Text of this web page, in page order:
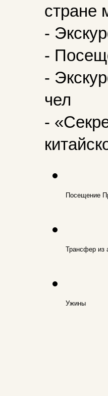
стране
-
-
-
чел
-
Посещение
Трансфер из
Ужины